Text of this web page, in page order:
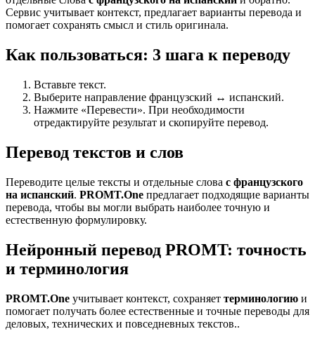
Сервис учитывает контекст, предлагает варианты перевода и
помогает сохранять смысл и стиль оригинала.
Как пользоваться: 3 шага к переводу
Вставьте текст.
Выберите направление французский ↔ испанский.
Нажмите «Перевести». При необходимости
отредактируйте результат и скопируйте перевод.
Перевод текстов и слов
Переводите целые тексты и отдельные слова с французского
на испанский. PROMT.One предлагает подходящие варианты
перевода, чтобы вы могли выбрать наиболее точную и
естественную формулировку.
Нейронный перевод PROMT: точность
и терминология
PROMT.One учитывает контекст, сохраняет терминологию и
помогает получать более естественные и точные переводы для
деловых, технических и повседневных текстов..